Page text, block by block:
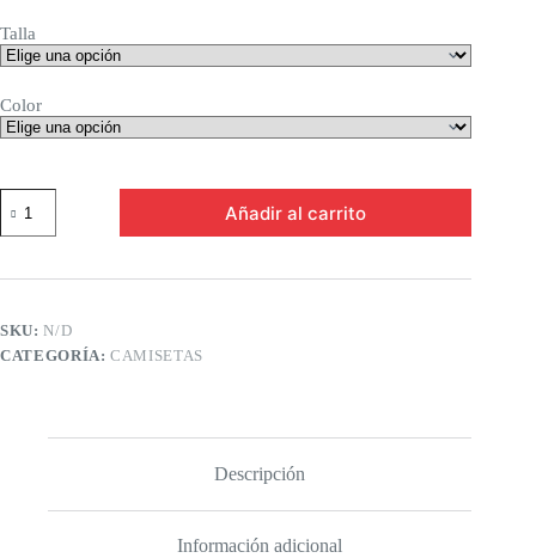
Talla
Color
Femenina
Chic
Añadir al carrito
SKU:N/D
CATEGORÍA:CAMISETAS
Descripción
Información adicional